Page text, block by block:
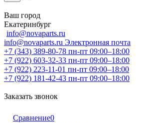
Ваш город
Екатеринбург
info@novaparts.ru
info@novaparts.ru Электронная почта
+7 (343) 389-80-78 пн-пт 09:00–18:00
+7 (922) 603-32-33 пн-пт 09:00–18:00
+7 (922) 223-11-01 пн-пт 09:00–18:00
+7 (922) 181-42-43 пн-пт 09:00–18:00
Заказать звонок
Сравнение0